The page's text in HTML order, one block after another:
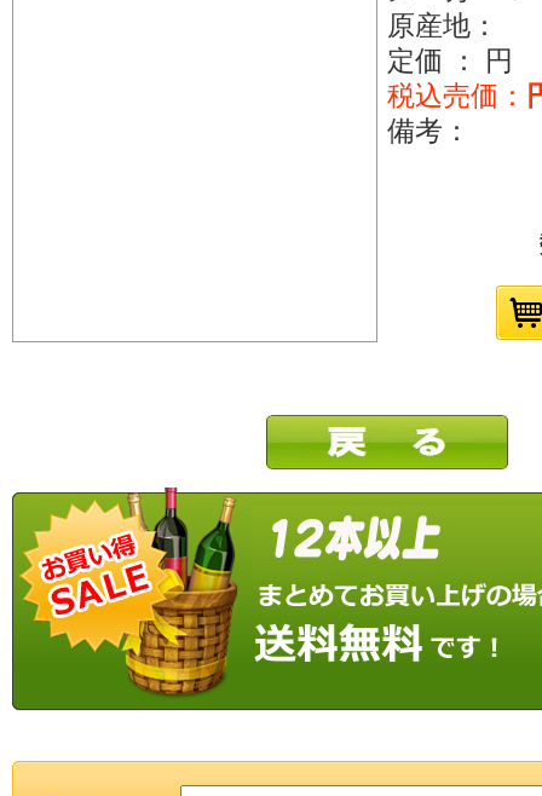
原産地：
定価 ： 円
税込売価：
備考：